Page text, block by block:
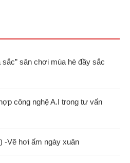
sắc” sân chơi mùa hè đầy sắc
công nghệ A.I trong tư vấn
-Vẽ hơi ấm ngày xuân